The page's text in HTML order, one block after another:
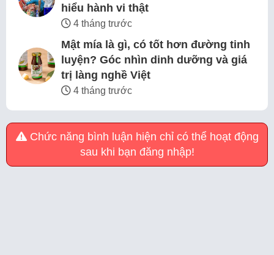
hiểu hành vi thật
4 tháng trước
Mật mía là gì, có tốt hơn đường tinh
luyện? Góc nhìn dinh dưỡng và giá
trị làng nghề Việt
4 tháng trước
Chức năng bình luận hiện chỉ có thể hoạt động
sau khi bạn đăng nhập!